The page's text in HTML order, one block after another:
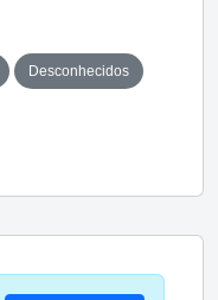
Desconhecidos